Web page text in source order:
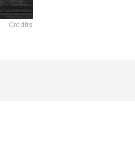
Crédits